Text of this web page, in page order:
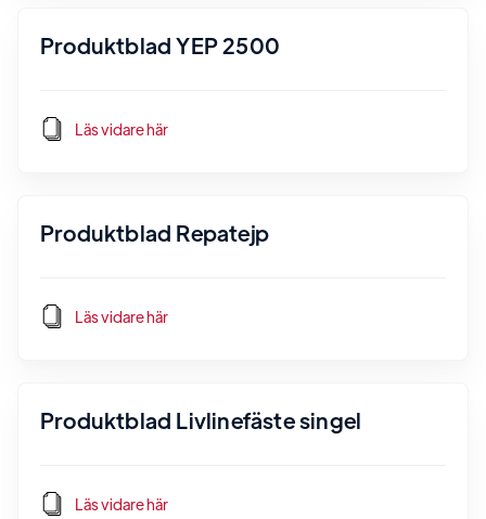
Produktblad YEP 2500
Läs vidare här
Produktblad Repatejp
Läs vidare här
Produktblad Livlinefäste singel
Läs vidare här